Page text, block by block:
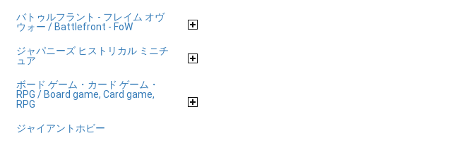
バトゥルフラント - フレイム オヴ
ウォー / Battlefront - FoW
ジャパニーズ ヒストリカル ミニチ
ュア
ボード ゲーム・カード ゲーム・
RPG / Board game, Card game,
RPG
ジャイアントホビー